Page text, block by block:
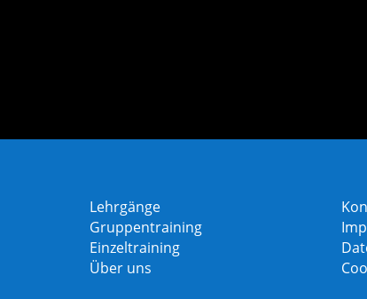
Lehrgänge
Gruppentraining
Einzeltraining
Über uns